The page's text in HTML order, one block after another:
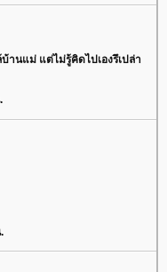
นแม่ แต่ไม่รู้คิดไปเองรึเปล่า